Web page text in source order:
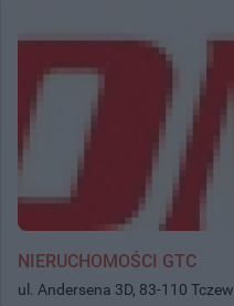
NIERUCHOMOŚCI GTC
ul. Andersena 3D, 83-110 Tczew